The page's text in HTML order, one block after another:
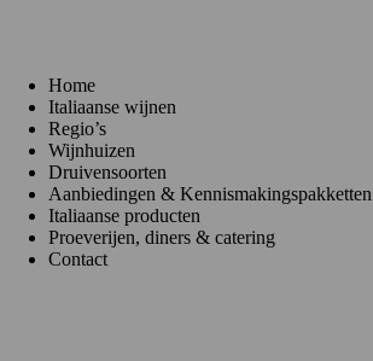
Home
Italiaanse wijnen
Regio’s
Wijnhuizen
Druivensoorten
Aanbiedingen & Kennismakingspakketten
Italiaanse producten
Proeverijen, diners & catering
Contact